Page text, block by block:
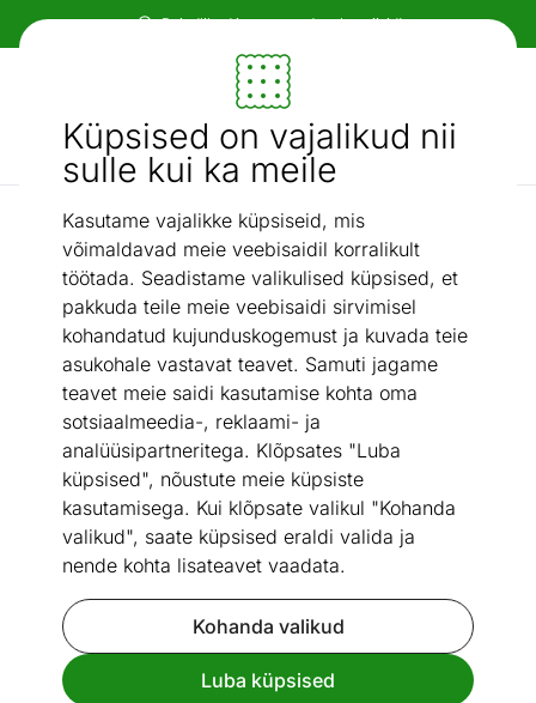
Küpsised on vajalikud nii
sulle kui ka meile
Kasutame vajalikke küpsiseid, mis
võimaldavad meie veebisaidil korralikult
töötada. Seadistame valikulised küpsised, et
pakkuda teile meie veebisaidi sirvimisel
kohandatud kujunduskogemust ja kuvada teie
asukohale vastavat teavet. Samuti jagame
teavet meie saidi kasutamise kohta oma
sotsiaalmeedia-, reklaami- ja
analüüsipartneritega. Klõpsates "Luba
küpsised", nõustute meie küpsiste
kasutamisega. Kui klõpsate valikul "Kohanda
valikud", saate küpsised eraldi valida ja
nende kohta lisateavet vaadata.
Kohanda valikud
Luba küpsised
Paindlikud ja mugavad makseviisid!
Mööbel ja sisustus - ON24
Otsi...
AI otsing
G9 / LED elektripirn G9 2,6 W
Vaata sarnaseid